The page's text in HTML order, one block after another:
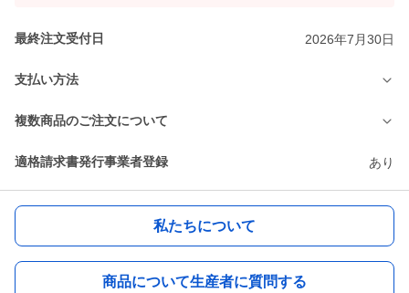
最終注文受付日 2026年7月30日
支払い方法
複数商品のご注文について
適格請求書発行事業者登録 あり
私たちについて
商品について生産者に質問する